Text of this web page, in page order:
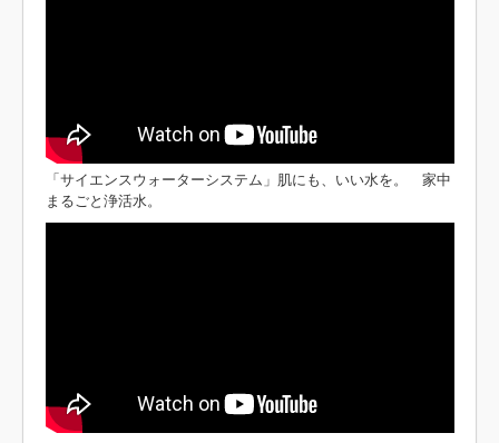
「サイエンスウォーターシステム」肌にも、いい水を。 家中
まるごと浄活水。